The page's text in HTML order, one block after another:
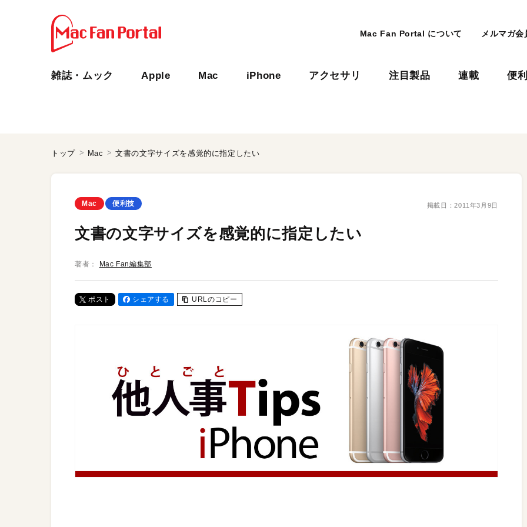
Mac Fan Portal について メルマガ会
雑誌・ムック Apple Mac iPhone アクセサリ 注目製品 連載 便
トップ Mac 文書の文字サイズを感覚的に指定したい
Mac 便利技 掲載日：2011年3月9日
文書の文字サイズを感覚的に指定したい
著者： Mac Fan編集部
ポスト シェアする URLのコピー